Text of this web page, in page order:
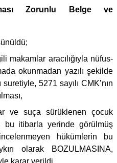
Zorunlu Belge ve
makamlar aracılığıyla nüfus-
okunmadan yazılı şekilde
5271 sayılı CMK’nın
ve suça sürüklenen çocuk
bu itibarla yerinde görülmüş
hükümlerin bu
olarak BOZULMASINA,